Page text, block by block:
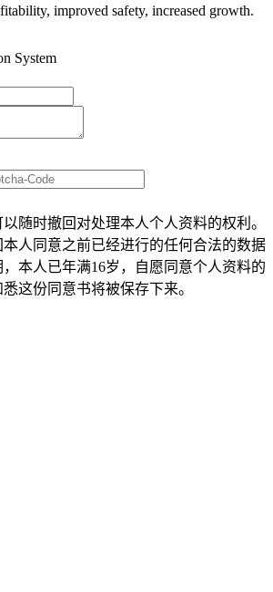
improved safety, increased growth.
随时撤回对处理本人个人资料的权利。
人同意之前已经进行的任何合法的数据
本人已年满16岁，自愿同意个人资料的
这份同意书将被保存下来。